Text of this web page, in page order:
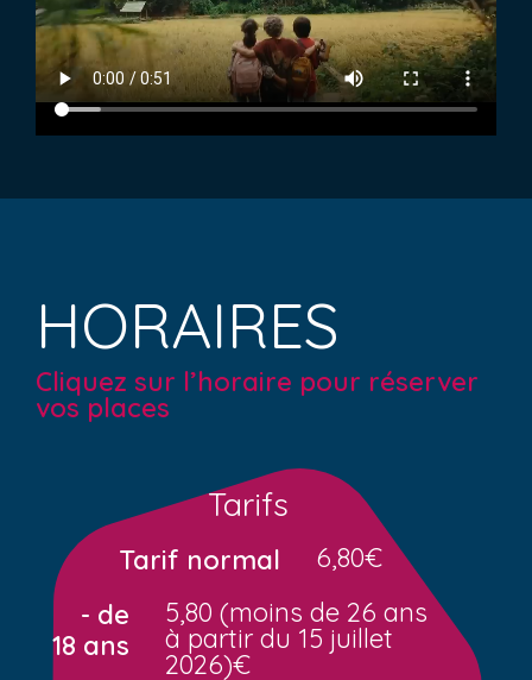
HORAIRES
Cliquez sur l’horaire pour réserver
vos places
Tarifs
Tarif normal
6,80€
- de
18 ans
5,80 (moins de 26 ans
à partir du 15 juillet
2026)€